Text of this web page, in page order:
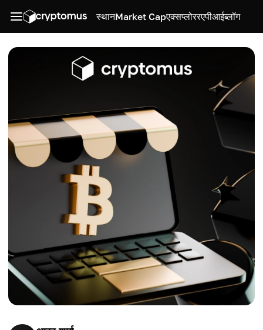
स्थानMarket Capएक्सप्लोररएपीआईब्लॉग